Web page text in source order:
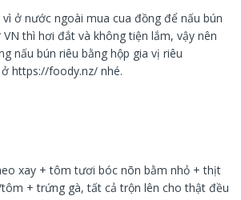
ở nước ngoài mua cua đồng để nấu bún
thì hơi đắt và không tiện lắm, vậy nên
nấu bún riêu bằng hộp gia vị riêu
https://foody.nz/ nhé.
xay + tôm tươi bóc nõn bằm nhỏ + thịt
+ trứng gà, tất cả trộn lên cho thật đều